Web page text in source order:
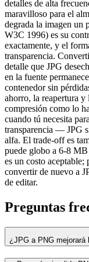
detalles de alta
maravilloso para el
degrada la imagen un
W3C 1996) es su
exactamente, y el
transparencia.
detalle que JPG
en la fuente
contenedor sin
ahorro, la reapertura
compresión como lo
cuando tú necesita
transparencia — JPG
alfa. El trade-off es
puede globo a 6-8
es un costo aceptable;
convertir de nuevo a
de editar.
Preguntas
¿JPG a PNG mejorará